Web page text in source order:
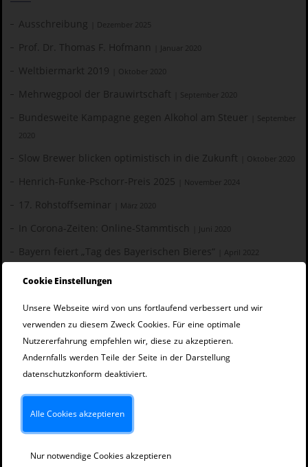
Ausschreibung | Dezember 2025
Prof. Dr. Thomas F. Hofmann | Januar 2020
Weltbiermarkt 2019 | Oktober 2020
Mehrwegpool der Brauwirtschaft | September 2020
Bundesweite Kampagne gegen Alkohol am Steuer
| September
2020
Slow Brewer blicken optimistisch in die Zukunft | Oktober 2020
Henrich-Funke-Pschorr-Preis 2025 | November 2024
17. Rohstoffseminar | März 2020
In Corona-Zeiten: Online-Stammtisch | Juni 2020
Bayern feiert „Tag des Bayerischen Bieres“ | April 2022
Veranstaltungen
108. Mitgliederversammlung | 06. Jun 2026
VeW-Tagung und Mitgliederversammlung| 27. Jun 2025
105. Mitgliederversammlung in Freising
Brausymposium - 125 Jahre VeW
104. Mitgliederversammlung| 12. Sep 2022
Cookie Einstellungen
Unsere Webseite wird von uns fortlaufend verbessert und wir
verwenden zu diesem Zweck Cookies. Für eine optimale
Nutzererfahrung empfehlen wir, diese zu akzeptieren.
Andernfalls werden Teile der Seite in der Darstellung
datenschutzkonform deaktiviert.
Alle Cookies akzeptieren
Nur notwendige Cookies akzeptieren